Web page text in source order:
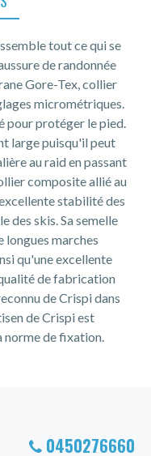
tout ce qui se
de randonnée
Gore-Tex, collier
micrométriques.
pour protéger le pied.
large puisqu'il peut
au raid en passant
composite allié au
stabilité des
des skis. Sa semelle
marches
qu'une excellente
de fabrication
de Crispi dans
de Crispi est
norme de fixation.
0450276660